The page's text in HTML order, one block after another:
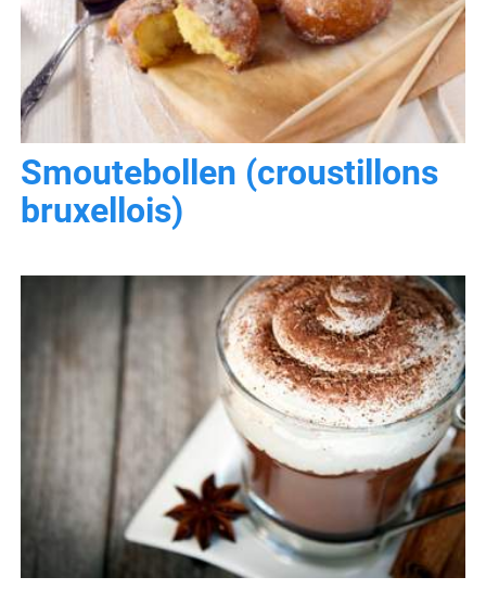
Smoutebollen (croustillons
bruxellois)